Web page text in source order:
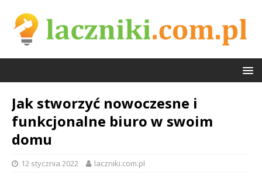
Jak stworzyć nowoczesne i
funkcjonalne biuro w swoim
domu
12 stycznia 2022 laczniki.com.pl